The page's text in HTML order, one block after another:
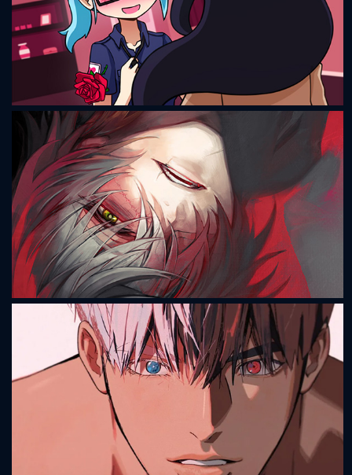
Romance Detective
Slow Damage